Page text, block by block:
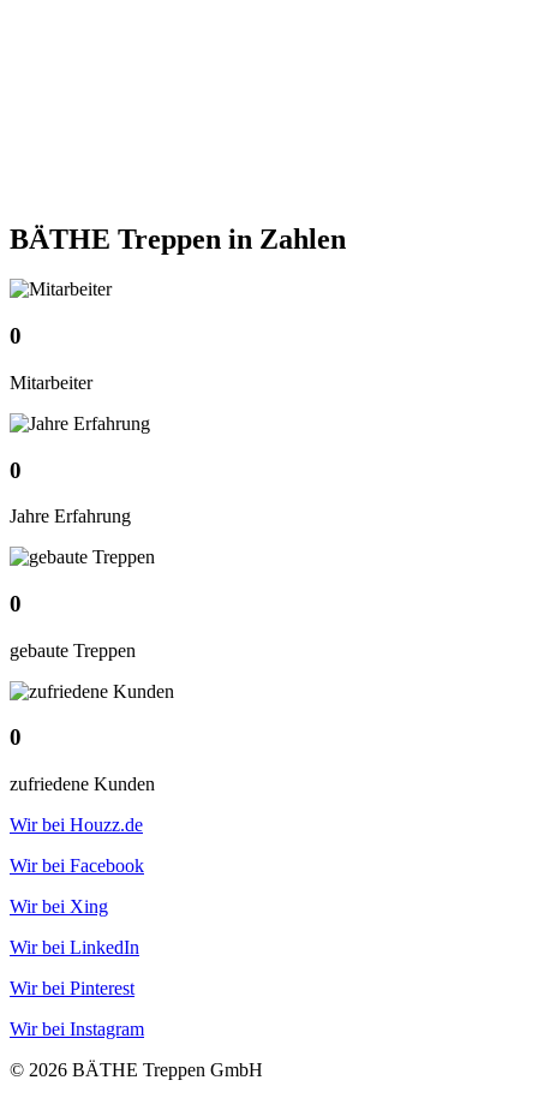
BÄTHE Treppen in Zahlen
0
Mitarbeiter
0
Jahre Erfahrung
0
gebaute Treppen
0
zufriedene Kunden
Wir bei Houzz.de
Wir bei Facebook
Wir bei Xing
Wir bei LinkedIn
Wir bei Pinterest
Wir bei Instagram
© 2026 BÄTHE Treppen GmbH